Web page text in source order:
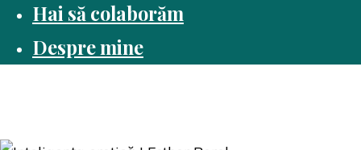
Hai să colaborăm
Despre mine